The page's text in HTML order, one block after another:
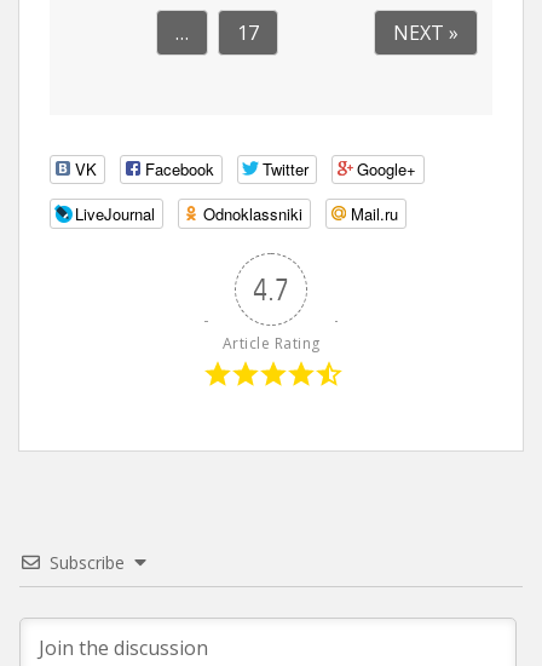
… 17 NEXT »
VK Facebook Twitter
Google+
LiveJournal
Odnoklassniki Mail.ru
4.7
Article Rating
Subscribe